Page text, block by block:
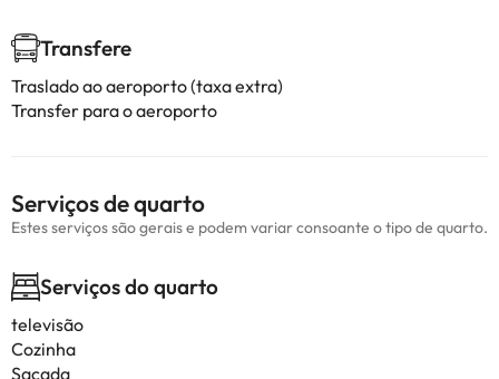
Transfere
Traslado ao aeroporto (taxa extra)
Transfer para o aeroporto
Serviços de quarto
Estes serviços são gerais e podem variar consoante o tipo de quarto.
Serviços do quarto
televisão
Cozinha
Sacada